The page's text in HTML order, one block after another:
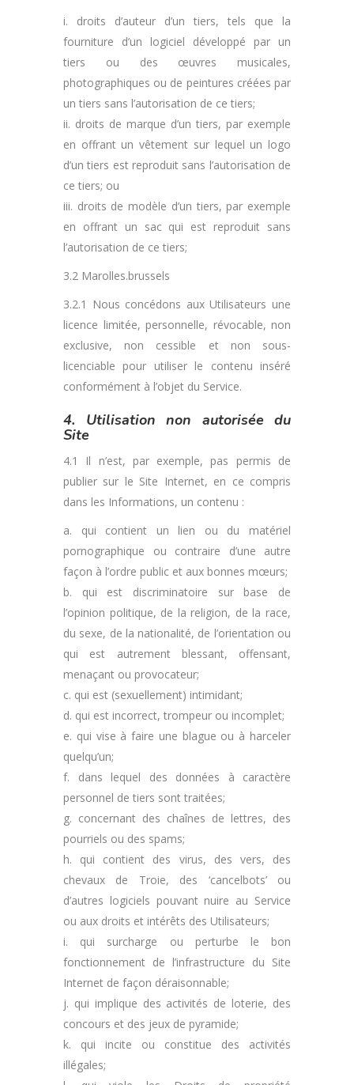
i. droits d’auteur d’un tiers, tels que la
fourniture d’un logiciel développé par un
tiers ou des œuvres musicales,
photographiques ou de peintures créées par
un tiers sans l’autorisation de ce tiers;
ii. droits de marque d’un tiers, par exemple
en offrant un vêtement sur lequel un logo
d’un tiers est reproduit sans l’autorisation de
ce tiers; ou
iii. droits de modèle d’un tiers, par exemple
en offrant un sac qui est reproduit sans
l’autorisation de ce tiers;
3.2 Marolles.brussels
3.2.1 Nous concédons aux Utilisateurs une
licence limitée, personnelle, révocable, non
exclusive, non cessible et non sous-
licenciable pour utiliser le contenu inséré
conformément à l’objet du Service.
4. Utilisation non autorisée du
Site
4.1 Il n’est, par exemple, pas permis de
publier sur le Site Internet, en ce compris
dans les Informations, un contenu :
a. qui contient un lien ou du matériel
pornographique ou contraire d’une autre
façon à l’ordre public et aux bonnes mœurs;
b. qui est discriminatoire sur base de
l’opinion politique, de la religion, de la race,
du sexe, de la nationalité, de l’orientation ou
qui est autrement blessant, offensant,
menaçant ou provocateur;
c. qui est (sexuellement) intimidant;
d. qui est incorrect, trompeur ou incomplet;
e. qui vise à faire une blague ou à harceler
quelqu’un;
f. dans lequel des données à caractère
personnel de tiers sont traitées;
g. concernant des chaînes de lettres, des
pourriels ou des spams;
h. qui contient des virus, des vers, des
chevaux de Troie, des ‘cancelbots’ ou
d’autres logiciels pouvant nuire au Service
ou aux droits et intérêts des Utilisateurs;
i. qui surcharge ou perturbe le bon
fonctionnement de l’infrastructure du Site
Internet de façon déraisonnable;
j. qui implique des activités de loterie, des
concours et des jeux de pyramide;
k. qui incite ou constitue des activités
illégales;